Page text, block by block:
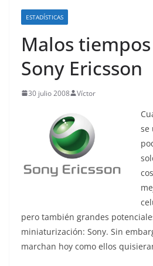
ESTADÍSTICAS
Malos
Sony Ericsson
30 julio 2008 Víctor
se
pero también grandes
miniaturización: Sony. Sin
marchan hoy como ellos